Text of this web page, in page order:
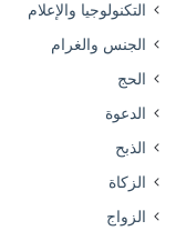
التكنولوجيا والإعلام
الجنس والغرام
الحج
الدعوة
الذبح
الزكاة
الزواج